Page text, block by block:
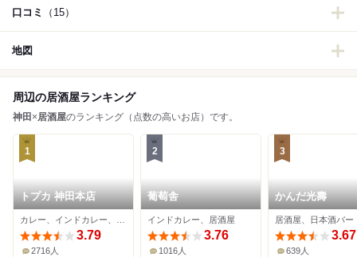
口コミ （15）
地図
周辺の居酒屋ランキング
神田 ×居酒屋のランキング（点数の高いお店）です。
1
トプカ 神田本店
3.79
2716人
2
葡萄舎
インドカレー、居酒屋
3.76
1016人
3
かんだ光壽
居酒屋、日本酒バー
3.67
639人